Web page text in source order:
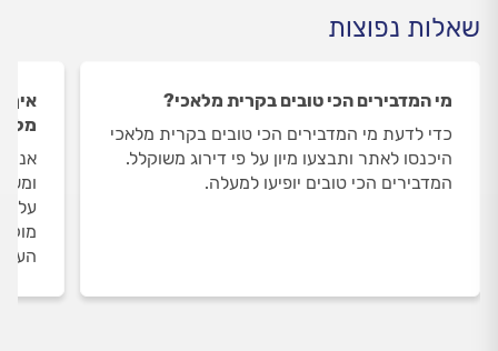
שאלות נפוצות
מי המדבירים הכי טובים בקרית מלאכי?
כדי לדעת מי המדבירים הכי טובים בקרית מלאכי
היכנסו לאתר ותבצעו מיון על פי דירוג משוקלל.
המדבירים הכי טובים יופיעו למעלה.
איך
על